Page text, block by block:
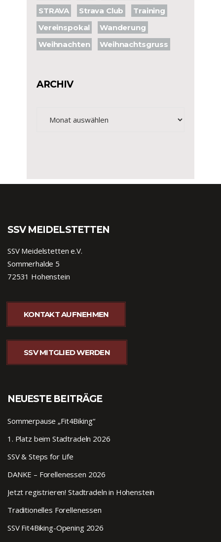
STRAVA
Strava Club
Training
Vereinspokal
Wanderung
Weihnachten
Weihnachtsgruss
ARCHIV
SSV MEIDELSTETTEN
SSV Meidelstetten e.V.
Sommerhalde 5
72531 Hohenstein
KONTAKT AUFNEHMEN
SSV MITGLIED WERDEN
NEUESTE BEITRÄGE
Sommerpause „Fit4Biking“
1. Platz beim Stadtradeln 2026
SSV & Steps for Life
DANKE – Forellenessen 2026
Jetzt registrieren! Stadtradeln in Hohenstein
Traditionelles Forellenessen
SSV Fit4Biking-Opening 2026